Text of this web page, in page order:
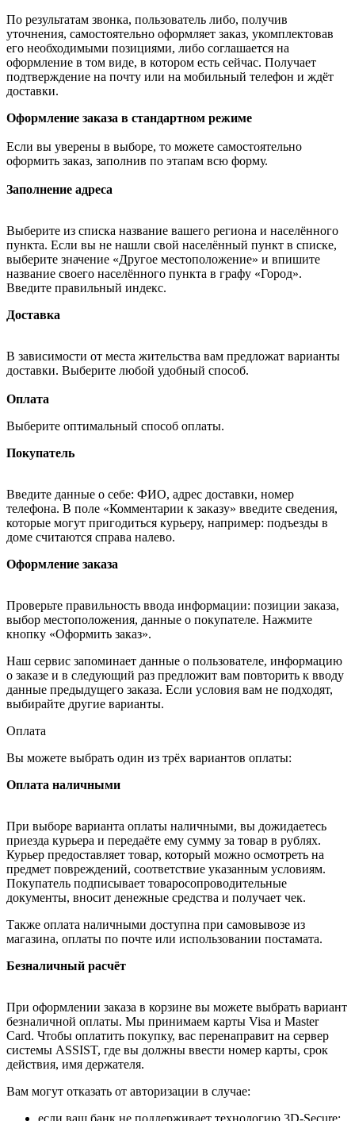
По результатам звонка, пользователь либо, получив
уточнения, самостоятельно оформляет заказ, укомплектовав
его необходимыми позициями, либо соглашается на
оформление в том виде, в котором есть сейчас. Получает
подтверждение на почту или на мобильный телефон и ждёт
доставки.
Оформление заказа в стандартном режиме
Если вы уверены в выборе, то можете самостоятельно
оформить заказ, заполнив по этапам всю форму.
Заполнение адреса
Выберите из списка название вашего региона и населённого
пункта. Если вы не нашли свой населённый пункт в списке,
выберите значение «Другое местоположение» и впишите
название своего населённого пункта в графу «Город».
Введите правильный индекс.
Доставка
В зависимости от места жительства вам предложат варианты
доставки. Выберите любой удобный способ.
Оплата
Выберите оптимальный способ оплаты.
Покупатель
Введите данные о себе: ФИО, адрес доставки, номер
телефона. В поле «Комментарии к заказу» введите сведения,
которые могут пригодиться курьеру, например: подъезды в
доме считаются справа налево.
Оформление заказа
Проверьте правильность ввода информации: позиции заказа,
выбор местоположения, данные о покупателе. Нажмите
кнопку «Оформить заказ».
Наш сервис запоминает данные о пользователе, информацию
о заказе и в следующий раз предложит вам повторить к вводу
данные предыдущего заказа. Если условия вам не подходят,
выбирайте другие варианты.
Оплата
Вы можете выбрать один из трёх вариантов оплаты:
Оплата наличными
При выборе варианта оплаты наличными, вы дожидаетесь
приезда курьера и передаёте ему сумму за товар в рублях.
Курьер предоставляет товар, который можно осмотреть на
предмет повреждений, соответствие указанным условиям.
Покупатель подписывает товаросопроводительные
документы, вносит денежные средства и получает чек.
Также оплата наличными доступна при самовывозе из
магазина, оплаты по почте или использовании постамата.
Безналичный расчёт
При оформлении заказа в корзине вы можете выбрать вариант
безналичной оплаты. Мы принимаем карты Visa и Master
Card. Чтобы оплатить покупку, вас перенаправит на сервер
системы ASSIST, где вы должны ввести номер карты, срок
действия, имя держателя.
Вам могут отказать от авторизации в случае:
если ваш банк не поддерживает технологию 3D-Secure;